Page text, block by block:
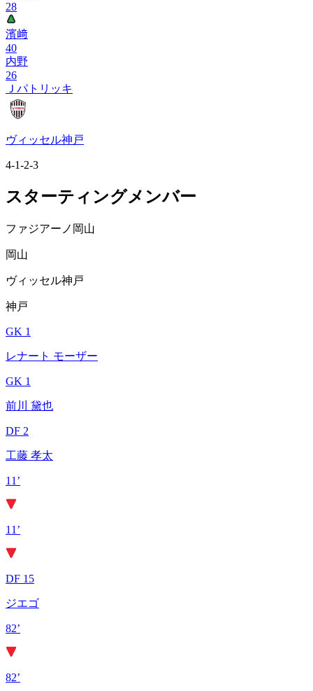
28
濱﨑
40
内野
26
Ｊパトリッキ
ヴィッセル神戸
4-1-2-3
スターティングメンバー
ファジアーノ岡山
岡山
ヴィッセル神戸
神戸
GK 1
レナート モーザー
GK 1
前川 黛也
DF 2
工藤 孝太
11’
11’
DF 15
ジエゴ
82’
82’